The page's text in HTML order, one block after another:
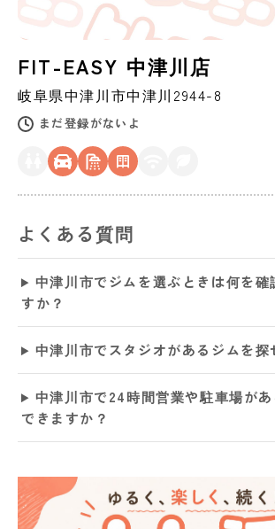
FIT-EASY 中津川店
岐阜県中津川市中津川2944-8
まだ登録がないよ
よくある質問
中津川市でジムを選ぶときは何を確
すか？
中津川市でスタジオがあるジムを探
中津川市で24時間営業や駐車場が
できますか？